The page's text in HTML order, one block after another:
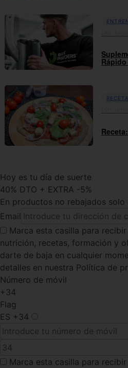
Rápido
Hoy es tu día de suerte
40% DTO + EXTRA -5%
En productos no rebajados
Email
Marca esta casilla para
nutrición, recetas, formación y
darte de baja en cualquier
detalles en nuestra Política de
Número de móvil
+34
Flag
ES +34
Marca esta casilla para